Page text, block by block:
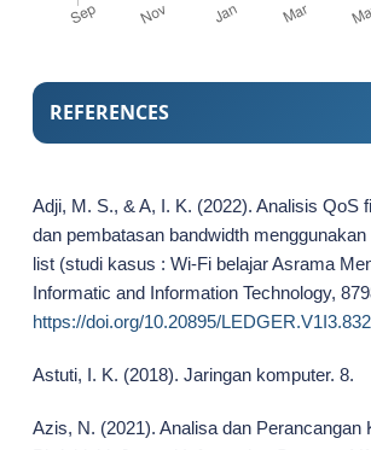
REFERENCES
Adji, M. S., & A, I. K. (2022). Analisis QoS
dan pembatasan bandwidth
list (studi kasus : Wi-Fi belajar Asrama
Informatic and Information Technology,
https://doi.org/10.20895/LEDGER.V1I3.832
Astuti, I. K. (2018). Jaringan komputer. 8.
Azis, N. (2021). Analisa dan Perancangan